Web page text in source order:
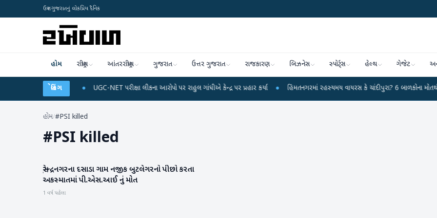
ઉત્તર ગુજરાતનું લોકપ્રિય દૈનિક
હોમ રાષ્ટ્રીય આંતરરાષ્ટ્રીય ગુજરાત ઉત્તર ગુજરાત રાજકારણ બિઝનેસ સ્પોર્ટ્સ હેલ્થ ગેજેટ
બ્રેકિંગ
● UGC-NET પરીક્ષા લીકના આરોપો પર રાહુલ ગાંધીએ કેન્દ્ર પર પ્રહાર કર્યા ● હિંમતનગરમાં રહસ્યમય વાયરસ કે ચાંદીપુરા? 6 બાળકોના મોતથી ફફડાટ
હોમ/#PSI killed
#PSI killed
ગુજરાત
સુરેન્દ્રનગરના દસાડા ગામ નજીક બુટલેગરનો પીછો કરતા
અકસ્માતમાં પી.એસ.આઈ નું મોત
1 વર્ષ પહેલા